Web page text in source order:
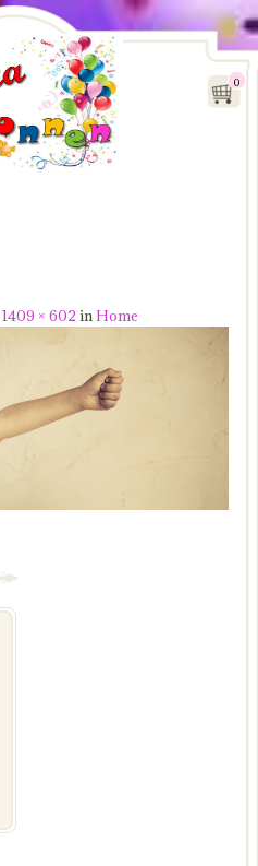
0
1409 × 602 inHome